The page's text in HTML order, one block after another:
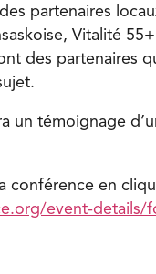
partenaires
Vitalité
des partenaires
un témoignage
conférence en
event-details/